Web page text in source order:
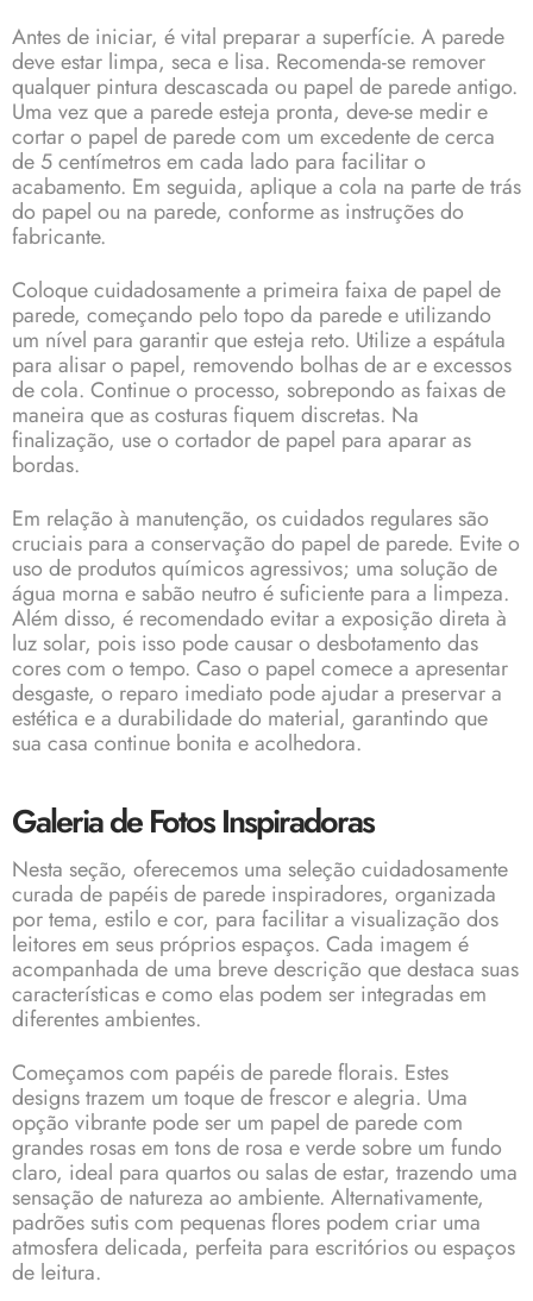
Antes de iniciar, é vital preparar a superfície. A parede
deve estar limpa, seca e lisa. Recomenda-se remover
qualquer pintura descascada ou papel de parede antigo.
Uma vez que a parede esteja pronta, deve-se medir e
cortar o papel de parede com um excedente de cerca
de 5 centímetros em cada lado para facilitar o
acabamento. Em seguida, aplique a cola na parte de trás
do papel ou na parede, conforme as instruções do
fabricante.
Coloque cuidadosamente a primeira faixa de papel de
parede, começando pelo topo da parede e utilizando
um nível para garantir que esteja reto. Utilize a espátula
para alisar o papel, removendo bolhas de ar e excessos
de cola. Continue o processo, sobrepondo as faixas de
maneira que as costuras fiquem discretas. Na
finalização, use o cortador de papel para aparar as
bordas.
Em relação à manutenção, os cuidados regulares são
cruciais para a conservação do papel de parede. Evite o
uso de produtos químicos agressivos; uma solução de
água morna e sabão neutro é suficiente para a limpeza.
Além disso, é recomendado evitar a exposição direta à
luz solar, pois isso pode causar o desbotamento das
cores com o tempo. Caso o papel comece a apresentar
desgaste, o reparo imediato pode ajudar a preservar a
estética e a durabilidade do material, garantindo que
sua casa continue bonita e acolhedora.
Galeria de Fotos Inspiradoras
Nesta seção, oferecemos uma seleção cuidadosamente
curada de papéis de parede inspiradores, organizada
por tema, estilo e cor, para facilitar a visualização dos
leitores em seus próprios espaços. Cada imagem é
acompanhada de uma breve descrição que destaca suas
características e como elas podem ser integradas em
diferentes ambientes.
Começamos com papéis de parede florais. Estes
designs trazem um toque de frescor e alegria. Uma
opção vibrante pode ser um papel de parede com
grandes rosas em tons de rosa e verde sobre um fundo
claro, ideal para quartos ou salas de estar, trazendo uma
sensação de natureza ao ambiente. Alternativamente,
padrões sutis com pequenas flores podem criar uma
atmosfera delicada, perfeita para escritórios ou espaços
de leitura.